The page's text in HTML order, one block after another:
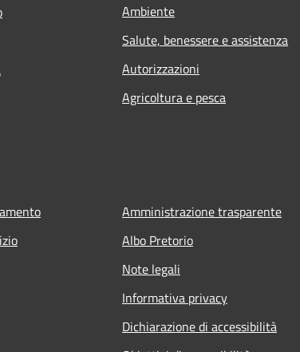
Ambiente
Salute, benessere e assistenza
Autorizzazioni
Agricoltura e pesca
Amministrazione trasparente
Albo Pretorio
Note legali
Informativa privacy
Dichiarazione di accessibilità